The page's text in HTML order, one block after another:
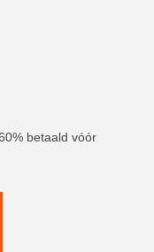
betaald vóór